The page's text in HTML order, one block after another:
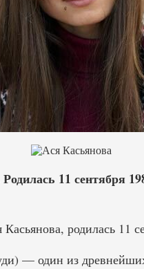
11 сентября
родилась 11
— один из